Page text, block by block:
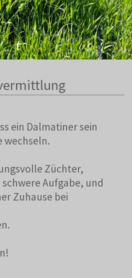
ein Dalmatiner sein
wechseln.
Züchter,
Aufgabe, und
Zuhause bei